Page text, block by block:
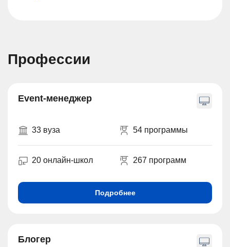
Профессии
Event-менеджер
33 вуза 54 программы
20 онлайн-школ 267 программ
Подробнее
Блогер